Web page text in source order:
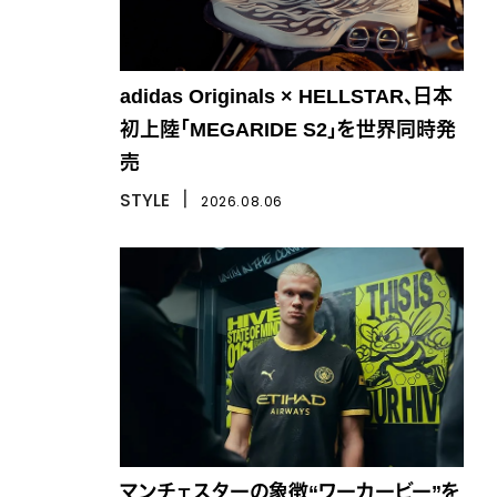
adidas Originals × HELLSTAR、日本
初上陸「MEGARIDE S2」を世界同時発
売
STYLE 2026.08.06
マンチェスターの象徴“ワーカービー”を